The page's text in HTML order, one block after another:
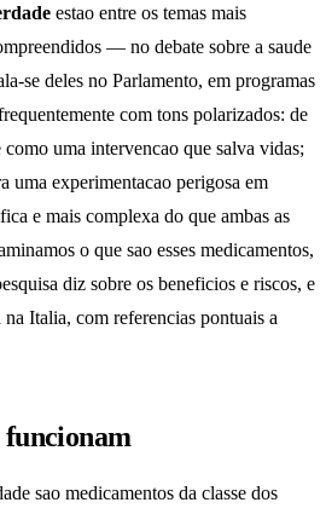
estao entre os temas mais
— no debate sobre a saude
se deles no Parlamento, em programas
com tons polarizados: de
uma intervencao que salva vidas;
uma experimentacao perigosa em
e mais complexa do que ambas as
o que sao esses medicamentos,
diz sobre os beneficios e riscos, e
Italia, com referencias pontuais a
funcionam
sao medicamentos da classe dos